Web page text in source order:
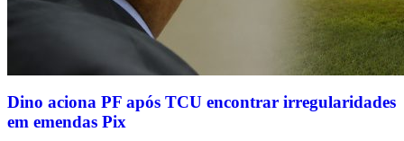
Dino aciona PF após TCU encontrar irregularidades
em emendas Pix